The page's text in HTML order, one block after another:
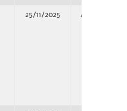
25/11/2025 Adjudicación